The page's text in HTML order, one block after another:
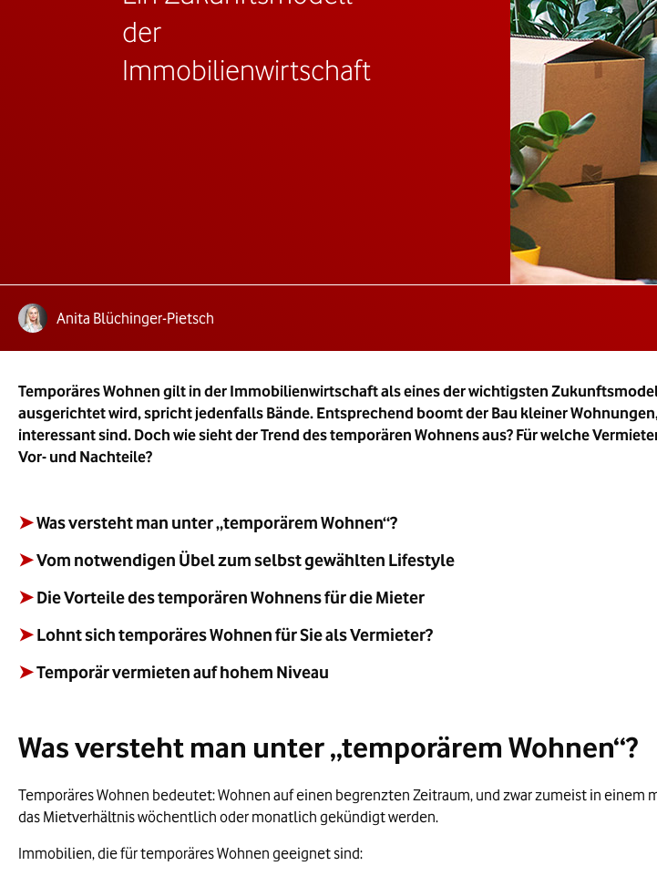
Lesezeit:
der
Immobilienwirtschaft
Autoren:Anita Blüchinger-Pietsch
Temporäres Wohnen gilt in der Immobilienwirtschaft als eines der wichtigsten
ausgerichtet wird, spricht jedenfalls Bände. Entsprechend boomt der Bau kleiner
interessant sind. Doch wie sieht der Trend des temporären Wohnens aus? Für welche
Vor- und Nachteile?
➤Was versteht man unter „temporärem Wohnen“?
➤Vom notwendigen Übel zum selbst gewählten Lifestyle
➤Die Vorteile des temporären Wohnens für die Mieter
➤Lohnt sich temporäres Wohnen für Sie als Vermieter?
➤Temporär vermieten auf hohem Niveau
Was versteht man unter „temporärem Wohnen“?
Temporäres Wohnen bedeutet: Wohnen auf einen begrenzten Zeitraum, und zwar zumeist in
das Mietverhältnis wöchentlich oder monatlich gekündigt werden.
Immobilien, die für temporäres Wohnen geeignet sind: